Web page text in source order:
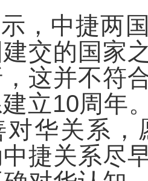
，中捷两
交的国家
这并不符
立10周年
对华关系
捷关系尽